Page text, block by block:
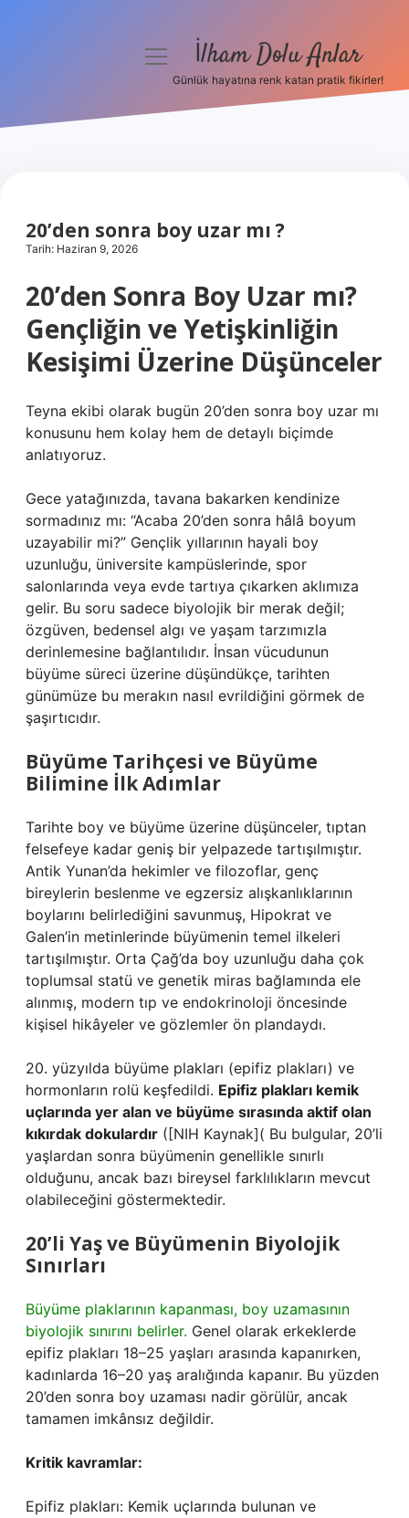
Hakkımızda
menüyü İlham Dolu Anlar
Günlük hayatına renk katan pratik fikirler!
20’den sonra boy uzar mı ?
Tarih: Haziran 9, 2026
20’den Sonra Boy Uzar mı?
Gençliğin ve Yetişkinliğin
Kesişimi Üzerine Düşünceler
Teyna ekibi olarak bugün 20’den sonra boy uzar mı
konusunu hem kolay hem de detaylı biçimde
anlatıyoruz.
Gece yatağınızda, tavana bakarken kendinize
sormadınız mı: “Acaba 20’den sonra hâlâ boyum
uzayabilir mi?” Gençlik yıllarının hayali boy
uzunluğu, üniversite kampüslerinde, spor
salonlarında veya evde tartıya çıkarken aklımıza
gelir. Bu soru sadece biyolojik bir merak değil;
özgüven, bedensel algı ve yaşam tarzımızla
derinlemesine bağlantılıdır. İnsan vücudunun
büyüme süreci üzerine düşündükçe, tarihten
günümüze bu merakın nasıl evrildiğini görmek de
şaşırtıcıdır.
Büyüme Tarihçesi ve Büyüme
Bilimine İlk Adımlar
Tarihte boy ve büyüme üzerine düşünceler, tıptan
felsefeye kadar geniş bir yelpazede tartışılmıştır.
Antik Yunan’da hekimler ve filozoflar, genç
bireylerin beslenme ve egzersiz alışkanlıklarının
boylarını belirlediğini savunmuş, Hipokrat ve
Galen’in metinlerinde büyümenin temel ilkeleri
tartışılmıştır. Orta Çağ’da boy uzunluğu daha çok
toplumsal statü ve genetik miras bağlamında ele
alınmış, modern tıp ve endokrinoloji öncesinde
kişisel hikâyeler ve gözlemler ön plandaydı.
20. yüzyılda büyüme plakları (epifiz plakları) ve
hormonların rolü keşfedildi. Epifiz plakları kemik
uçlarında yer alan ve büyüme sırasında aktif olan
kıkırdak dokulardır ([NIH Kaynak]( Bu bulgular, 20’li
yaşlardan sonra büyümenin genellikle sınırlı
olduğunu, ancak bazı bireysel farklılıkların mevcut
olabileceğini göstermektedir.
20’li Yaş ve Büyümenin Biyolojik
Sınırları
Büyüme plaklarının kapanması, boy uzamasının
biyolojik sınırını belirler. Genel olarak erkeklerde
epifiz plakları 18–25 yaşları arasında kapanırken,
kadınlarda 16–20 yaş aralığında kapanır. Bu yüzden
20’den sonra boy uzaması nadir görülür, ancak
tamamen imkânsız değildir.
Kritik kavramlar:
Epifiz plakları: Kemik uçlarında bulunan ve